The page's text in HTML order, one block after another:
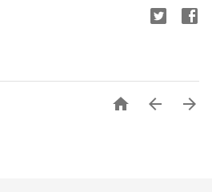
  